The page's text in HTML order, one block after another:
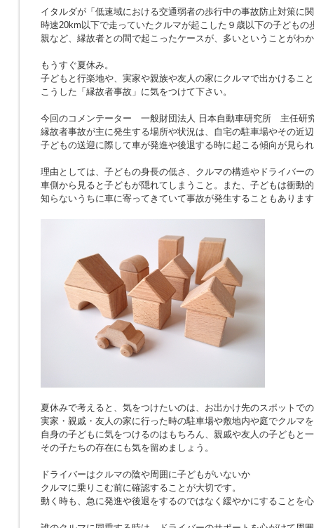
イタルダが「低速域における交通弱者の歩行中の事故防止対策に
時速20km以下で走っていたクルマが起こした９歳以下の子どもの
親など、縁故者との間で起こったケースが、多いということがわ
もうすぐ夏休み。
子どもと行楽地や、実家や親族や友人の家にクルマで出かけるこ
こうした「縁故者事故」に気をつけて下さい。
今回のコメンテーター 一般財団法人 日本自動車研究所 主任研
縁故者事故が主に発生する場所や状況は、自宅の駐車場やその近
子どもの送迎に際して車が発進や後退する時に起こる傾向が見ら
理由としては、子どもの身長の低さ、クルマの構造やドライバー
車側から見ると子どもが隠れてしまうこと。また、子どもは衝動
知らないうちに車に寄ってきていて事故が発生することもありま
夏休みで考えると、気をつけたいのは、お出かけ先のスポットで
実家・親戚・友人の家に行った時の駐車場や敷地内や庭でクルマ
自身の子どもに気をつけるのはもちろん、親戚や友人の子どもと
その子たちの存在にも気を留めましょう。
ドライバーはクルマの陰や周囲に子どもがいないか
クルマに乗りこむ前に確認することが大切です。
動く時も、急に発進や後退をするのではなく緩やかにすることを